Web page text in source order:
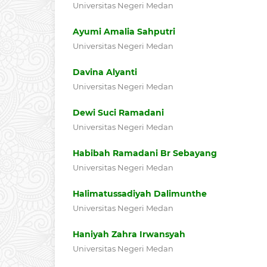
Universitas Negeri Medan
Ayumi Amalia Sahputri
Universitas Negeri Medan
Davina Alyanti
Universitas Negeri Medan
Dewi Suci Ramadani
Universitas Negeri Medan
Habibah Ramadani Br Sebayang
Universitas Negeri Medan
Halimatussadiyah Dalimunthe
Universitas Negeri Medan
Haniyah Zahra Irwansyah
Universitas Negeri Medan